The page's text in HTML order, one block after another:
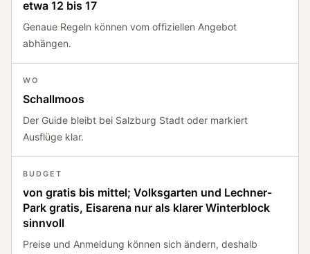
etwa 12 bis 17
Genaue Regeln können vom offiziellen Angebot
abhängen.
WO
Schallmoos
Der Guide bleibt bei Salzburg Stadt oder markiert
Ausflüge klar.
BUDGET
von gratis bis mittel; Volksgarten und Lechner-
Park gratis, Eisarena nur als klarer Winterblock
sinnvoll
Preise und Anmeldung können sich ändern, deshalb